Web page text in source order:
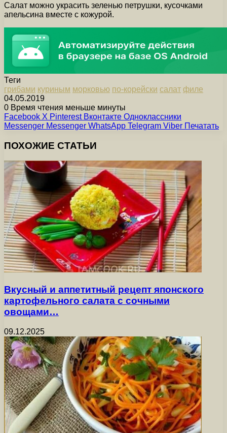
Салат можно украсить зеленью петрушки, кусочками
апельсина вместе с кожурой.
Теги
грибами куриным морковью по-корейски салат филе
04.05.2019
0 Время чтения меньше минуты
Facebook X Pinterest Вконтакте Одноклассники
Messenger Messenger WhatsApp Telegram Viber Печатать
ПОХОЖИЕ СТАТЬИ
Вкусный и аппетитный рецепт японского
картофельного салата с сочными
овощами…
09.12.2025